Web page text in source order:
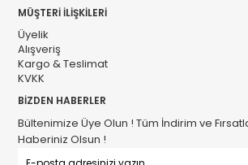
MÜŞTERİ İLİŞKİLERİ
Üyelik
Alışveriş
Kargo & Teslimat
KVKK
BİZDEN HABERLER
Bültenimize Üye Olun ! Tüm İndirim ve
Haberiniz Olsun !